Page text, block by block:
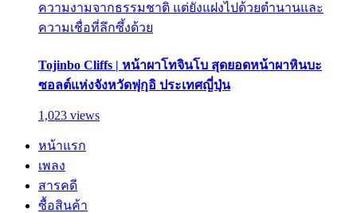
ความงามจากธรรมชาติ แต่ยังแฝงไปด้วยตำนานและ
ความเชื่อที่ลึกซึ้งด้วย
Tojinbo Cliffs | หน้าผาโทจินโบ สุดยอดหน้าผาหินบะ
ซอลต์แห่งจังหวัดฟุกุอิ ประเทศญี่ปุ่น
1,023 views
หน้าแรก
เพลง
สารคดี
ซื้อสินค้า